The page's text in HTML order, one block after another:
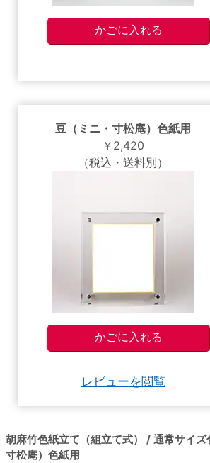
豆（ミニ・寸松庵）色紙用
￥2,420
（税込・送料別）
レビューを閲覧
胡麻竹色紙立て（組立て式） / 通常サイズ
寸松庵）色紙用